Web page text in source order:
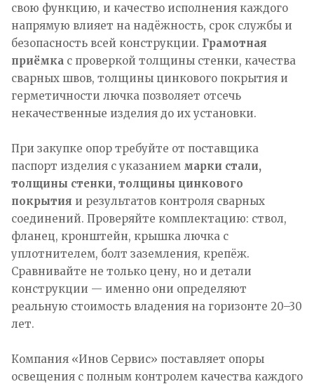
свою функцию, и качество исполнения каждого
напрямую влияет на надёжность, срок службы и
безопасность всей конструкции. Грамотная
приёмка с проверкой толщины стенки, качества
сварных швов, толщины цинкового покрытия и
герметичности лючка позволяет отсечь
некачественные изделия до их установки.
При закупке опор требуйте от поставщика
паспорт изделия с указанием марки стали,
толщины стенки, толщины цинкового
покрытия и результатов контроля сварных
соединений. Проверяйте комплектацию: ствол,
фланец, кронштейн, крышка лючка с
уплотнителем, болт заземления, крепёж.
Сравнивайте не только цену, но и детали
конструкции — именно они определяют
реальную стоимость владения на горизонте 20–30
лет.
Компания «Инов Сервис» поставляет опоры
освещения с полным контролем качества каждого